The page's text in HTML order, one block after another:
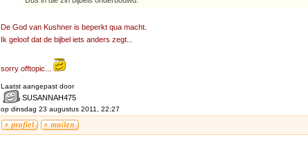
De God van Kushner is beperkt qua macht.
Ik geloof dat de bijbel iets anders zegt...
sorry offtopic...
Laatst aangepast door
SUSANNAH475
op dinsdag 23 augustus 2011, 22:27